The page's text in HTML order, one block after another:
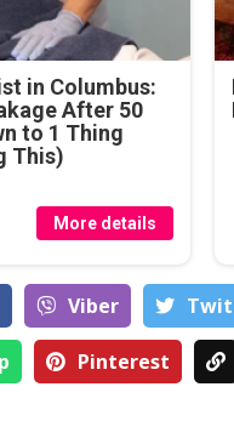
in Columbus:
After 50
to 1 Thing
This)
More details
Viber
Pinterest